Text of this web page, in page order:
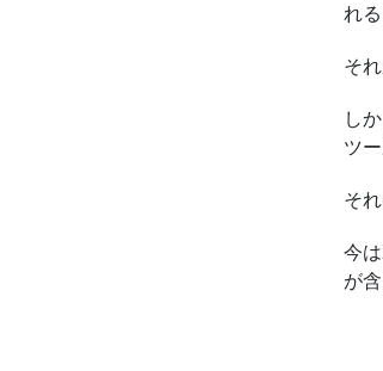
れ
そ
し
ツ
そ
今
が